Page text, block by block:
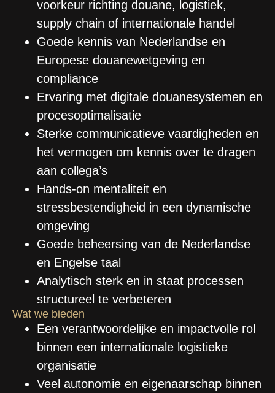
voorkeur richting douane, logistiek,
supply chain of internationale handel
Goede kennis van Nederlandse en
Europese douanewetgeving en
compliance
Ervaring met digitale douanesystemen en
procesoptimalisatie
Sterke communicatieve vaardigheden en
het vermogen om kennis over te dragen
aan collega’s
Hands-on mentaliteit en
stressbestendigheid in een dynamische
omgeving
Goede beheersing van de Nederlandse
en Engelse taal
Analytisch sterk en in staat processen
structureel te verbeteren
Wat we bieden
Een verantwoordelijke en impactvolle rol
binnen een internationale logistieke
organisatie
Veel autonomie en eigenaarschap binnen